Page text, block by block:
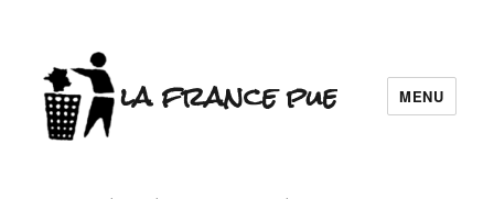
la france pue MENU